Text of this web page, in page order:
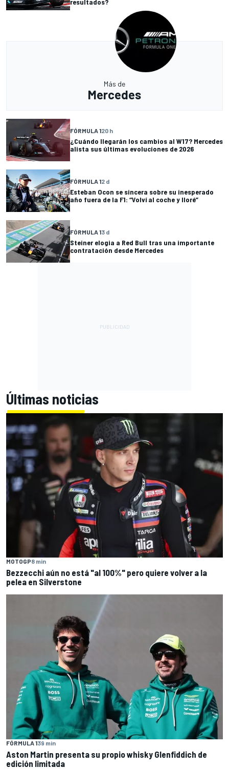
Más de
Mercedes
FÓRMULA 120 h
¿Cuándo llegarán los cambios al W17? Mercedes
alista sus últimas evoluciones de 2026
FÓRMULA 12 d
Esteban Ocon se sincera sobre su inesperado
año fuera de la F1: “Volví al coche y lloré”
FÓRMULA 13 d
Steiner elogia a Red Bull tras una importante
contratación desde Mercedes
Últimas noticias
MOTOGP8 min
Bezzecchi aún no está "al 100%" pero quiere volver a la
pelea en Silverstone
FÓRMULA 139 min
Aston Martin presenta su propio whisky Glenfiddich de
edición limitada